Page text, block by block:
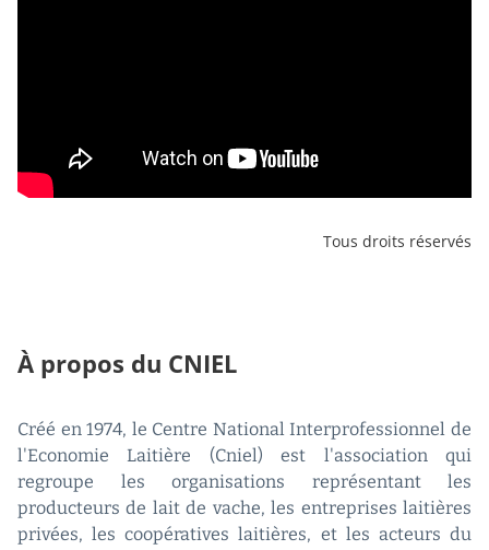
Tous droits réservés
À propos du CNIEL
Créé en 1974, le Centre National Interprofessionnel de
l'Economie Laitière (Cniel) est l'association qui
regroupe les organisations représentant les
producteurs de lait de vache, les entreprises laitières
privées, les coopératives laitières, et les acteurs du